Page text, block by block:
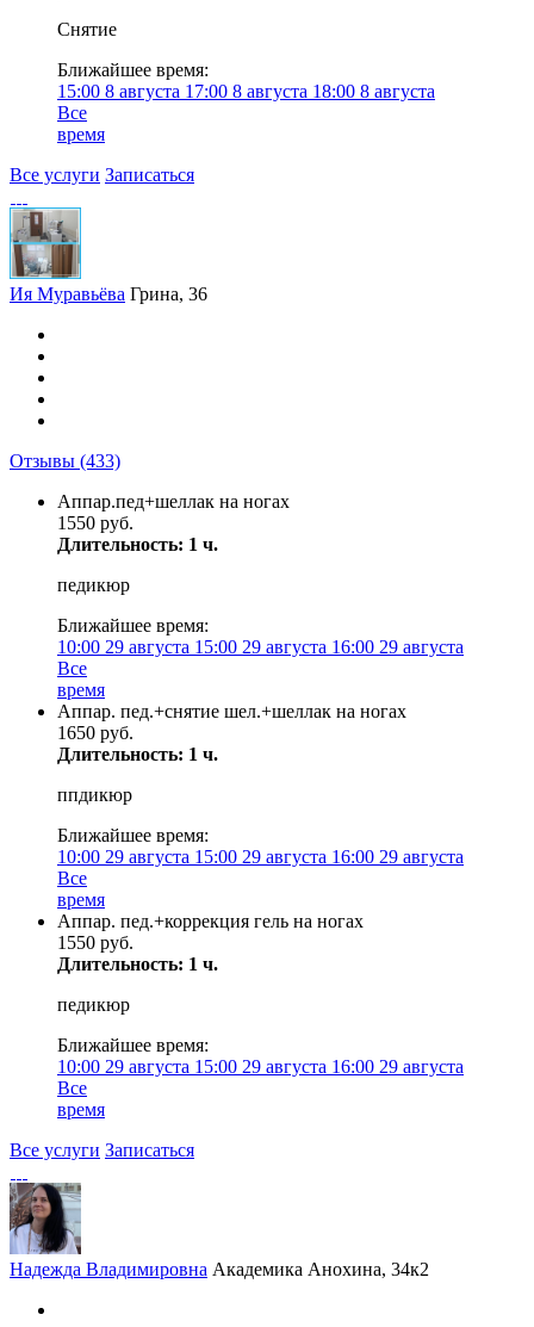
Снятие
Ближайшее время:
15:00 8 августа 17:00 8 августа 18:00 8 августа
Все
время
Все услуги Записаться
Ия Муравьёва Грина, 36
Отзывы (433)
Аппар.пед+шеллак на ногах
1550 руб.
Длительность: 1 ч.
педикюр
Ближайшее время:
10:00 29 августа 15:00 29 августа 16:00 29 августа
Все
время
Аппар. пед.+снятие шел.+шеллак на ногах
1650 руб.
Длительность: 1 ч.
ппдикюр
Ближайшее время:
10:00 29 августа 15:00 29 августа 16:00 29 августа
Все
время
Аппар. пед.+коррекция гель на ногах
1550 руб.
Длительность: 1 ч.
педикюр
Ближайшее время:
10:00 29 августа 15:00 29 августа 16:00 29 августа
Все
время
Все услуги Записаться
Надежда Владимировна Академика Анохина, 34к2